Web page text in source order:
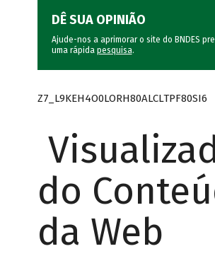
DÊ SUA OPINIÃO
Ajude-nos a aprimorar o site do BNDES
uma rápida pesquisa.
Z7_L9KEH4O0LORH80ALCLTPF80SI6
do
da Web